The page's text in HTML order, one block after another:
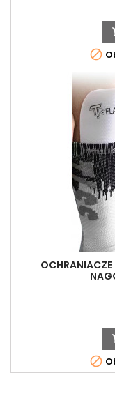

OCHRANIACZE
